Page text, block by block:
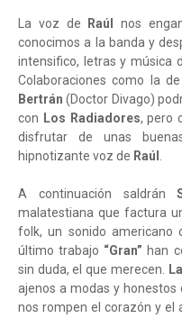
La voz de Raúlnos
conocimos a la banda y
intensifico, letras y música
Colaboraciones como la de
Bertrán (Doctor Divago)
con Los Radiadores, pero
disfrutar de unas
hipnotizante voz de Raúl .
A continuación saldrán
malatestiana que factura
folk, un sonido americano
último trabajo “Gran” han
sin duda, el que merecen.
ajenos a modas y honestos
nos rompen el corazón y el